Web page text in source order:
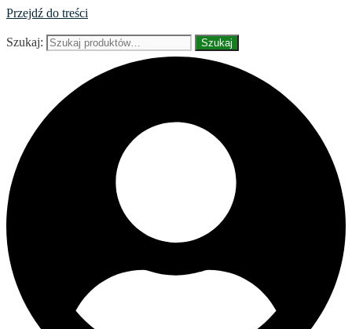
Przejdź do treści
Szukaj: Szukaj